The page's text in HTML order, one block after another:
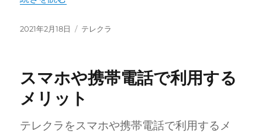
投
2021年2月18日
カ
ー
テレクラ
スマホや携帯電話で利用する
メリット
テレクラをスマホや携帯電話で利用するメ